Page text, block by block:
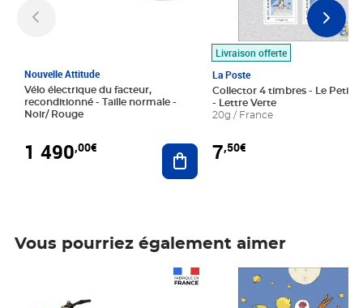
Nouvelle Attitude
Vélo électrique du facteur,
reconditionné - Taille normale -
Noir/ Rouge
1 490,00€ Ajouter au panier
Livraison offerte
La Poste
Collector 4 timbres - Le Petit
- Lettre Verte
20g / France
7,50€
Vous pourriez également aimer
Prix 7,50€